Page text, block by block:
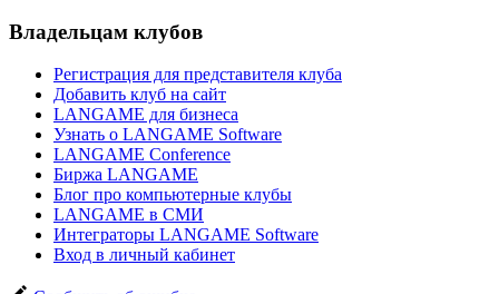
Владельцам клубов
Регистрация для представителя клуба
Добавить клуб на сайт
LANGAME для бизнеса
Узнать о LANGAME Software
LANGAME Conference
Биржа LANGAME
Блог про компьютерные клубы
LANGAME в СМИ
Интеграторы LANGAME Software
Вход в личный кабинет